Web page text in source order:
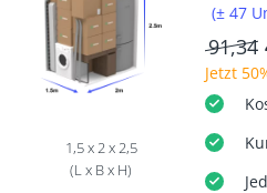
1,5 x 2 x 2,5
(L x B x H)
(± 47
91,34
Jetzt